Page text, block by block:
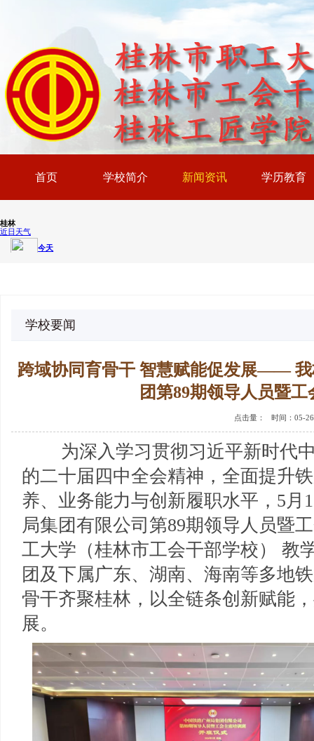
首页 学校简介 新闻资讯 学历教育
学校要闻
跨域协同育骨干 智慧赋能促发展——
团第89期领导人员暨
点击量： 时间：05-26
为深入学习贯彻习近平新时代
的二十届四中全会精神，全面提升
养、业务能力与创新履职水平，5
局集团有限公司第89期领导人员暨
工大学（桂林市工会干部学校） 教
团及下属广东、湖南、海南等多地
骨干齐聚桂林，以全链条创新赋能
展。